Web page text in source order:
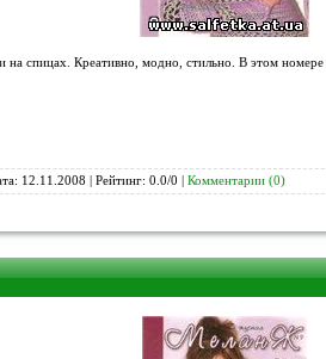
спицах. Креативно, модно, стильно. В этом номере
12.11.2008 | Рейтинг: 0.0/0 | Комментарии (0)